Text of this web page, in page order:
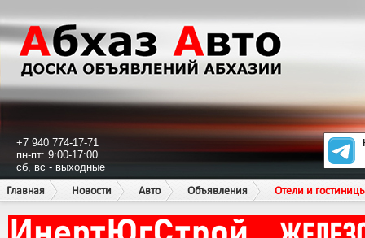
+7 940 774-17-71
пн-пт: 9:00-17:00
сб, вс - выходные
Главная
Новости Авто Объявления Отели и